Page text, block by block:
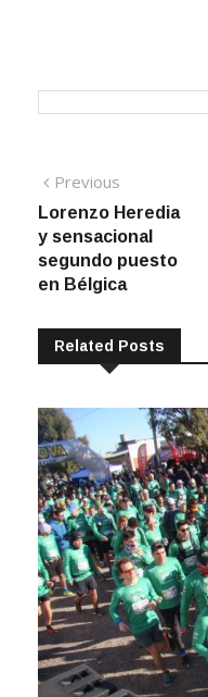
de
entradas
Lorenzo Heredia
y sensacional
segundo puesto
en Bélgica